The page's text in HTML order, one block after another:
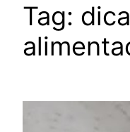
Tag: